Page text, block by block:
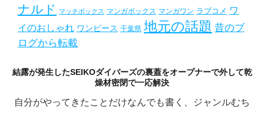
ナルド マッチボックス マンガボックス マンガワン ラブコメ ワ
イのおしゃれ ワンピース 千葉県 地元の話題 昔のブ
ログから転載
結露が発生したSEIKOダイバーズの裏蓋をオープナーで外して乾
燥材密閉で一応解決
自分がやってきたことだけなんでも書く、ジャンルむち